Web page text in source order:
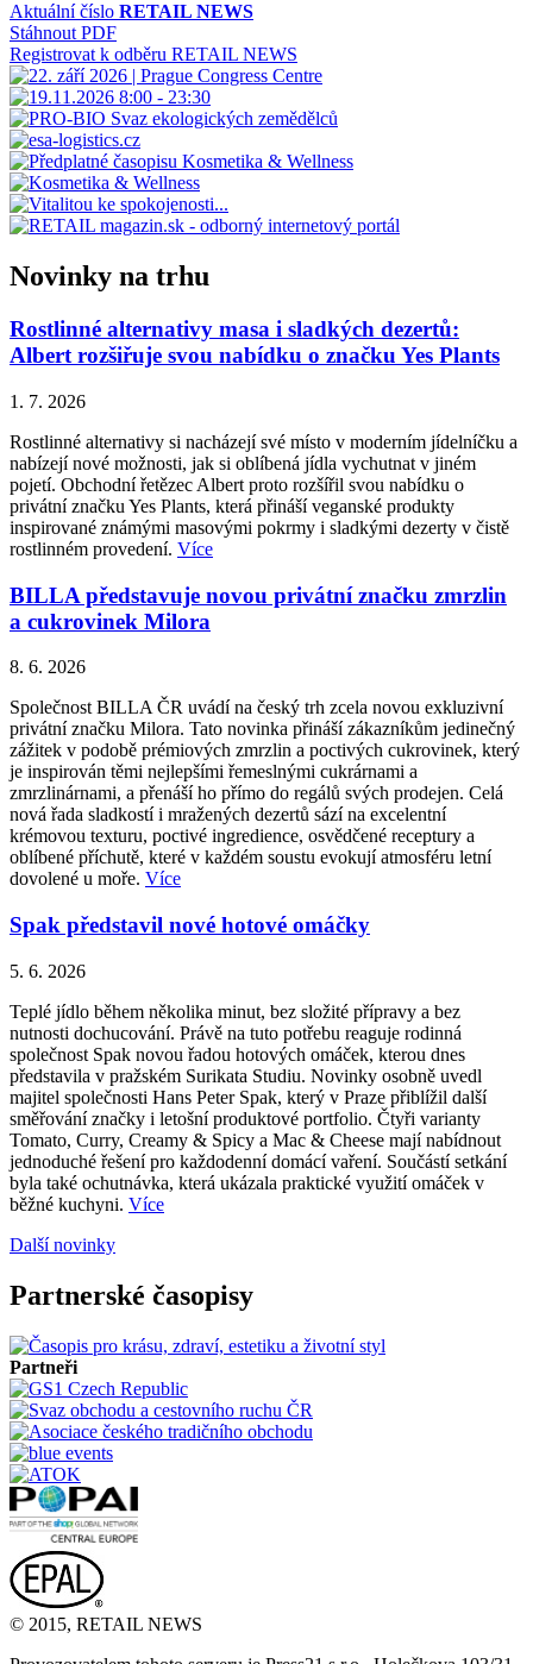
Aktuální číslo RETAIL NEWS
Stáhnout PDF
Registrovat k odběru RETAIL NEWS
Novinky na trhu
Rostlinné alternativy masa i sladkých dezertů:
Albert rozšiřuje svou nabídku o značku Yes Plants
1. 7. 2026
Rostlinné alternativy si nacházejí své místo v moderním jídelníčku a
nabízejí nové možnosti, jak si oblíbená jídla vychutnat v jiném
pojetí. Obchodní řetězec Albert proto rozšířil svou nabídku o
privátní značku Yes Plants, která přináší veganské produkty
inspirované známými masovými pokrmy i sladkými dezerty v čistě
rostlinném provedení. Více
BILLA představuje novou privátní značku zmrzlin
a cukrovinek Milora
8. 6. 2026
Společnost BILLA ČR uvádí na český trh zcela novou exkluzivní
privátní značku Milora. Tato novinka přináší zákazníkům jedinečný
zážitek v podobě prémiových zmrzlin a poctivých cukrovinek, který
je inspirován těmi nejlepšími řemeslnými cukrárnami a
zmrzlinárnami, a přenáší ho přímo do regálů svých prodejen. Celá
nová řada sladkostí i mražených dezertů sází na excelentní
krémovou texturu, poctivé ingredience, osvědčené receptury a
oblíbené příchutě, které v každém soustu evokují atmosféru letní
dovolené u moře. Více
Spak představil nové hotové omáčky
5. 6. 2026
Teplé jídlo během několika minut, bez složité přípravy a bez
nutnosti dochucování. Právě na tuto potřebu reaguje rodinná
společnost Spak novou řadou hotových omáček, kterou dnes
představila v pražském Surikata Studiu. Novinky osobně uvedl
majitel společnosti Hans Peter Spak, který v Praze přiblížil další
směřování značky i letošní produktové portfolio. Čtyři varianty
Tomato, Curry, Creamy & Spicy a Mac & Cheese mají nabídnout
jednoduché řešení pro každodenní domácí vaření. Součástí setkání
byla také ochutnávka, která ukázala praktické využití omáček v
běžné kuchyni. Více
Další novinky
Partnerské časopisy
Partneři
© 2015, RETAIL NEWS